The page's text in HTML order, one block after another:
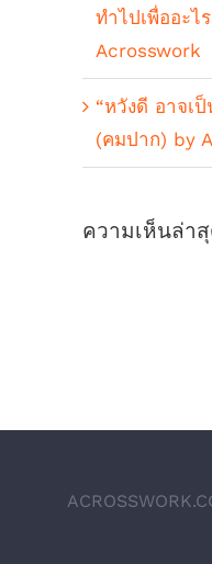
ทำไปเพื่ออะ
Acrosswork
“หวังดี อาจเ
(คมปาก) by
ความเห็นล่า